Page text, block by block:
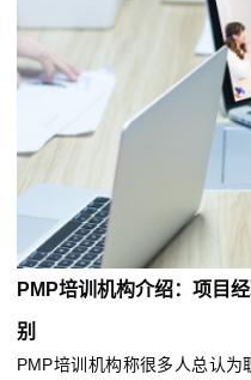
PMP培训机构介绍：项目
别
PMP培训机构称很多人总认